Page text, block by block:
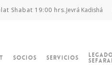
Shabat 19:00 hrs.Jevrá Kadishá
Socios Servicios